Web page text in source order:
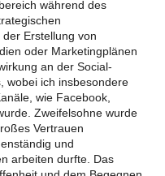
während des
Erstellung von
oder Marketingplänen
an der Social-
wobei ich insbesondere
wie Facebook,
Zweifelsohne wurde
Vertrauen
und
arbeiten durfte. Das